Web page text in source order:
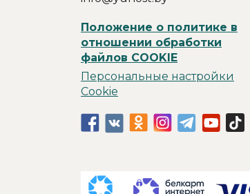
Положение о политике в
отношении обработки
файлов COOKIE
Персональные настройки
Cookie